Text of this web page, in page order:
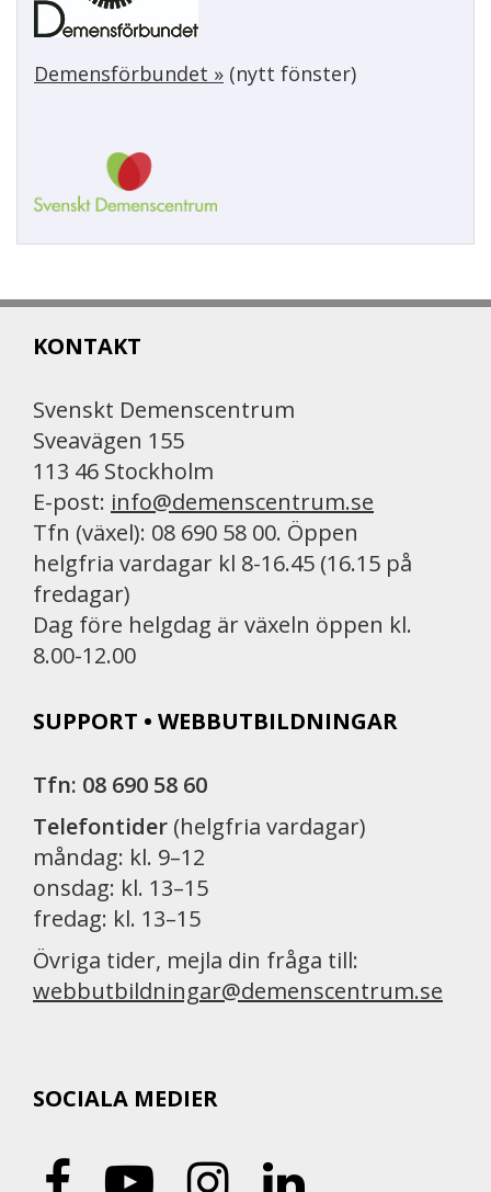
Demensförbundet » (nytt fönster)
KONTAKT
Svenskt Demenscentrum
Sveavägen 155
113 46 Stockholm
E-post: info@demenscentrum.se
Tfn (växel): 08 690 58 00. Öppen
helgfria vardagar kl 8-16.45 (16.15 på
fredagar)
Dag före helgdag är växeln öppen kl.
8.00-12.00
SUPPORT • WEBBUTBILDNINGAR
Tfn: 08 690 58 60
Telefontider (helgfria vardagar)
måndag: kl. 9–12
onsdag: kl. 13–15
fredag: kl. 13–15
Övriga tider, mejla din fråga till:
webbutbildningar@demenscentrum.se
SOCIALA MEDIER